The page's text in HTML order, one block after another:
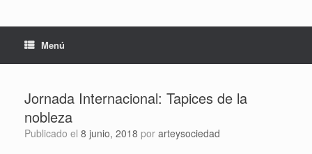
Menú
Jornada Internacional: Tapices de la
nobleza
Publicado el 8 junio, 2018 por arteysociedad